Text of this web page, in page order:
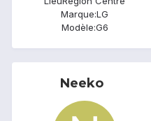
Marque:LG
Modèle:G6
Neeko